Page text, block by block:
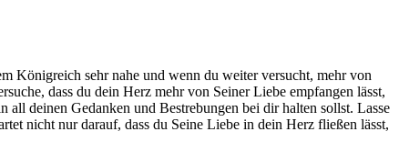
Königreich sehr nahe und wenn du weiter versucht, mehr von
dass du dein Herz mehr von Seiner Liebe empfangen lässt,
deinen Gedanken und Bestrebungen bei dir halten sollst. Lasse
nicht nur darauf, dass du Seine Liebe in dein Herz fließen lässt,